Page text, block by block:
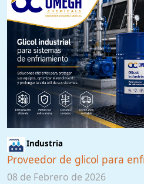
Industria
Proveedor de glicol para
08 de Febrero de 2026